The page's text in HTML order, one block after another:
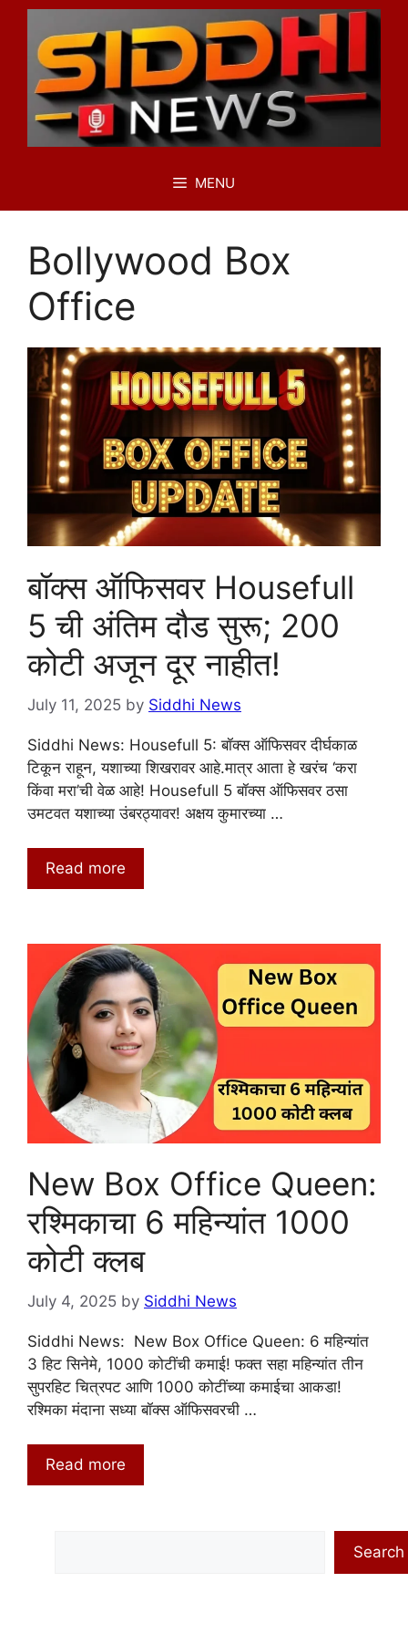
Skip
content
MENU
Bollywood Box
Office
बॉक्स ऑफिसवर Housefull
5 ची अंतिम दौड सुरू; 200
कोटी अजून दूर नाहीत!
July 11, 2025 by Siddhi News
Siddhi News: Housefull 5: बॉक्स ऑफिसवर दीर्घकाळ
टिकून राहून, यशाच्या शिखरावर आहे.मात्र आता हे खरंच ‘करा
किंवा मरा’ची वेळ आहे! Housefull 5 बॉक्स ऑफिसवर ठसा
उमटवत यशाच्या उंबरठ्यावर! अक्षय कुमारच्या …
Read more
New Box Office Queen:
रश्मिकाचा 6 महिन्यांत 1000
कोटी क्लब
July 4, 2025 by Siddhi News
Siddhi News: New Box Office Queen: 6 महिन्यांत
3 हिट सिनेमे, 1000 कोटींची कमाई! फक्त सहा महिन्यांत तीन
सुपरहिट चित्रपट आणि 1000 कोटींच्या कमाईचा आकडा!
रश्मिका मंदाना सध्या बॉक्स ऑफिसवरची …
Read more
Search